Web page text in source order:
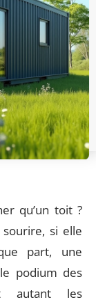
qu’un toit ?
si elle
part, une
podium des
autant les